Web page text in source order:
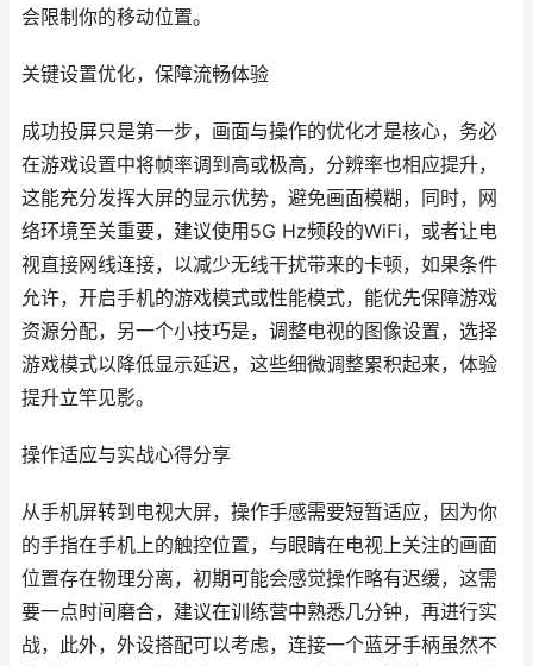
会限制你的移动位置。
关键设置优化，保障流畅体验
成功投屏只是第一步，画面与操作的优化才是核心，务必
在游戏设置中将帧率调到高或极高，分辨率也相应提升，
这能充分发挥大屏的显示优势，避免画面模糊，同时，网
络环境至关重要，建议使用5G Hz频段的WiFi，或者让电
视直接网线连接，以减少无线干扰带来的卡顿，如果条件
允许，开启手机的游戏模式或性能模式，能优先保障游戏
资源分配，另一个小技巧是，调整电视的图像设置，选择
游戏模式以降低显示延迟，这些细微调整累积起来，体验
提升立竿见影。
操作适应与实战心得分享
从手机屏转到电视大屏，操作手感需要短暂适应，因为你
的手指在手机上的触控位置，与眼睛在电视上关注的画面
位置存在物理分离，初期可能会感觉操作略有迟缓，这需
要一点时间磨合，建议在训练营中熟悉几分钟，再进行实
战，此外，外设搭配可以考虑，连接一个蓝牙手柄虽然不